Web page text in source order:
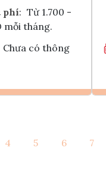
phí: Từ 1.700 -
mỗi tháng.
Chưa có thông
Tham vấn Interlink
4 5 6 7